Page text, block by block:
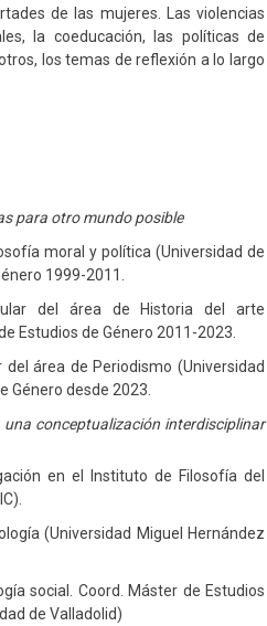
de las mujeres. Las violencias
la coeducación, las políticas de
los temas de reflexión a lo largo
para otro mundo posible
moral y política (Universidad de
1999-2011.
del área de Historia del arte
Estudios de Género 2011-2023.
del área de Periodismo (Universidad
Género desde 2023.
conceptualización interdisciplinar
en el Instituto de Filosofía del
(Universidad Miguel Hernández
social. Coord. Máster de Estudios
de Valladolid)